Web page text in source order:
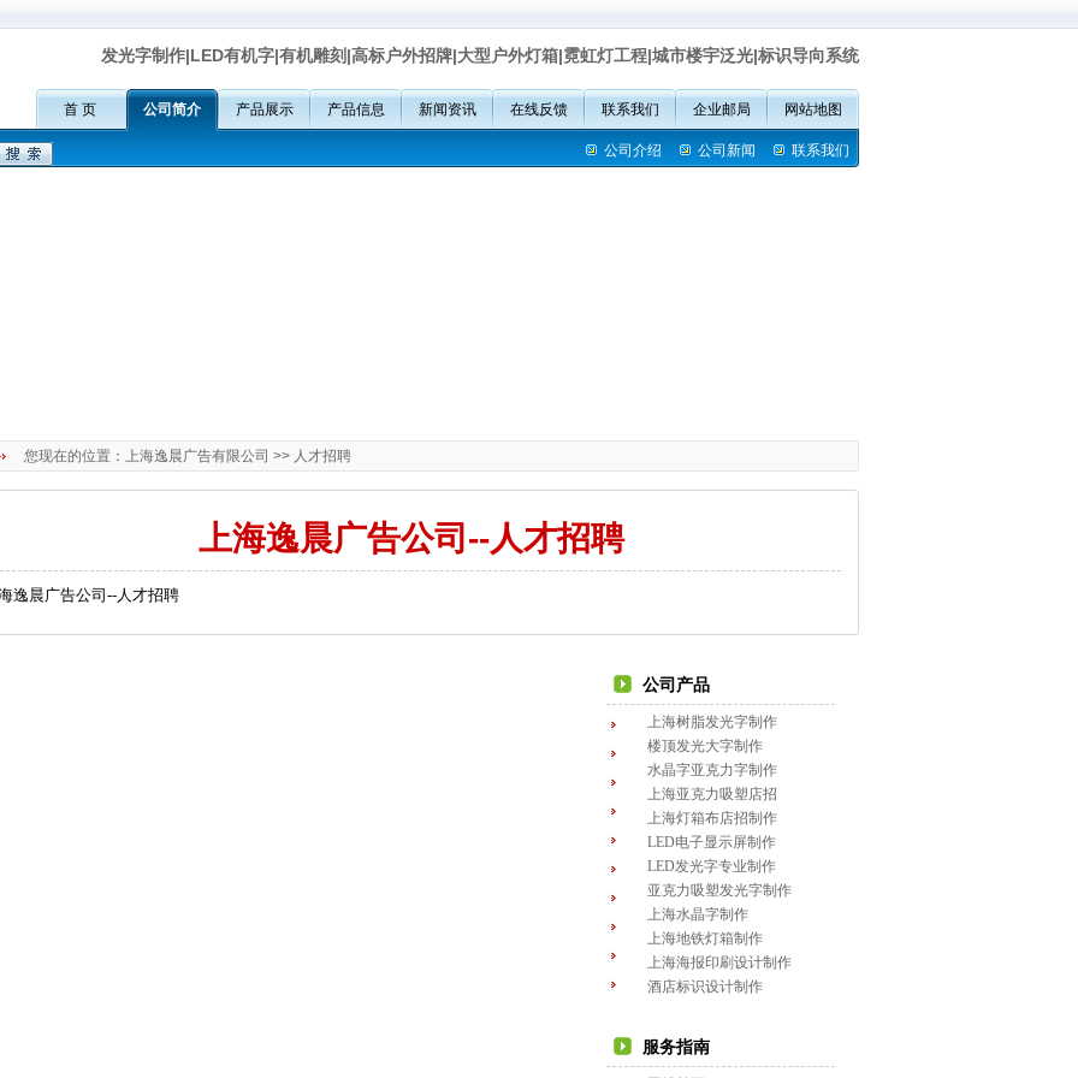
发光字制作|LED有机字|有机雕刻|高标户外招牌|大型户外灯箱|霓虹灯工程|城市楼宇泛光|标识导向系统
首 页 公司简介 产品展示 产品信息 新闻资讯 在线反馈 联系我们 企业邮局 网站地图
公司介绍 公司新闻 联系我们
您现在的位置： 上海逸晨广告有限公司 >> 人才招聘
上海逸晨广告公司--人才招聘
逸晨广告公司--人才招聘
公司产品
上海树脂发光字制作
楼顶发光大字制作
水晶字亚克力字制作
上海亚克力吸塑店招
上海灯箱布店招制作
LED电子显示屏制作
LED发光字专业制作
亚克力吸塑发光字制作
上海水晶字制作
上海地铁灯箱制作
上海海报印刷设计制作
酒店标识设计制作
服务指南